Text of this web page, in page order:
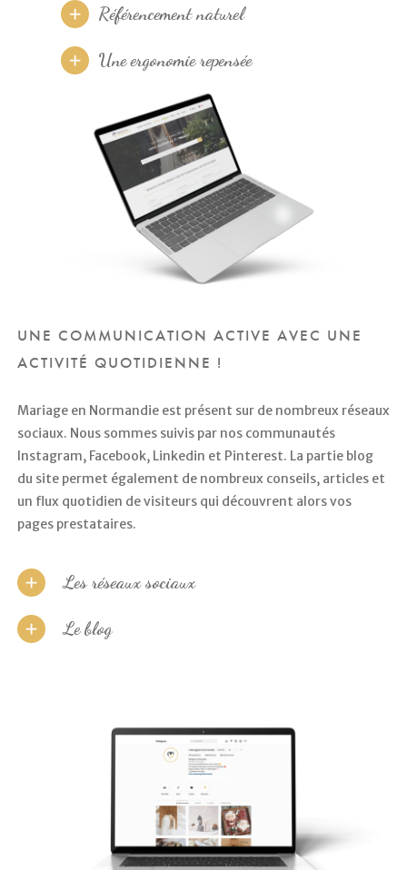
Référencement naturel
Une ergonomie repensée
UNE COMMUNICATION ACTIVE AVEC UNE
ACTIVITÉ QUOTIDIENNE !
Mariage en Normandie est présent sur de nombreux réseaux
sociaux. Nous sommes suivis par nos communautés
Instagram, Facebook, Linkedin et Pinterest. La partie blog
du site permet également de nombreux conseils, articles et
un flux quotidien de visiteurs qui découvrent alors vos
pages prestataires.
Les réseaux sociaux
Le blog